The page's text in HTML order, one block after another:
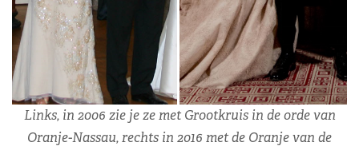
Links, in 2006 zie je ze met Grootkruis in de orde van
Oranje-Nassau, rechts in 2016 met de Oranje van de